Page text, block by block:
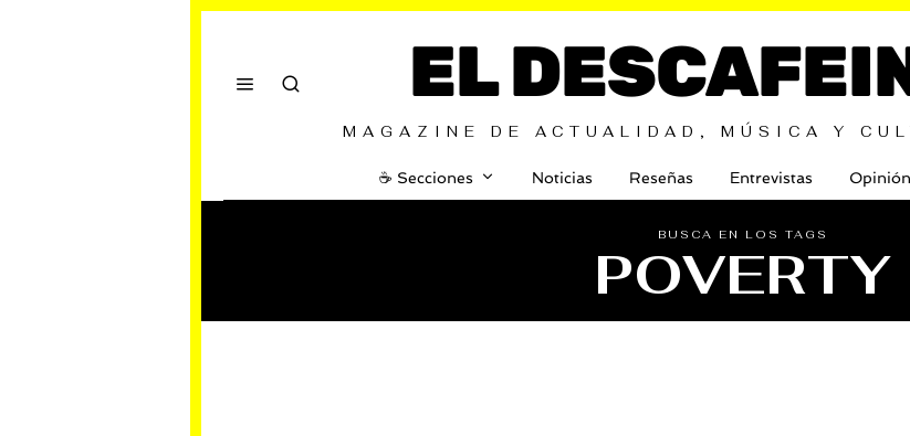
EL
MAGAZINE DE ACTUALIDAD, MÚSICA Y
☕️ Secciones Noticias Reseñas Entrevistas Opinión
BUSCA EN LOS TAGS
POVERTY